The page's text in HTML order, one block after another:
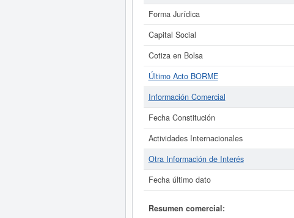
Forma Jurídica
Capital Social
Cotiza en Bolsa
Último Acto BORME
Información Comercial
Fecha Constitución
Actividades Internacionales
Otra Información de Interés
Fecha último dato
Resumen comercial: